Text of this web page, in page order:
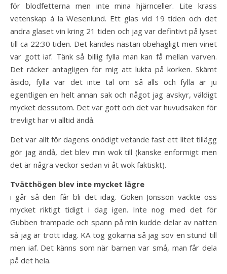
för blodfetterna men inte mina hjärnceller. Lite krass
vetenskap á la Wesenlund. Ett glas vid 19 tiden och det
andra glaset vin kring 21 tiden och jag var defintivt på lyset
till ca 22:30 tiden. Det kändes nästan obehagligt men vinet
var gott iaf. Tänk så billig fylla man kan få mellan varven.
Det räcker antagligen för mig att lukta på korken. Skämt
åsido, fylla var det inte tal om så alls och fylla är ju
egentligen en helt annan sak och något jag avskyr, väldigt
mycket dessutom. Det var gott och det var huvudsaken för
trevligt har vi alltid ändå.
Det var allt för dagens onödigt vetande fast ett litet tillägg
gör jag ändå, det blev min wok till (kanske enformigt men
det är några veckor sedan vi åt wok faktiskt).
Tvätthögen blev inte mycket lägre
i går så den får bli det idag. Göken Jonsson väckte oss
mycket riktigt tidigt i dag igen. Inte nog med det för
Gubben trampade och spann på min kudde delar av natten
så jag är trött idag. KA tog gökarna så jag sov en stund till
men iaf. Det känns som när barnen var små, man får dela
på det hela.